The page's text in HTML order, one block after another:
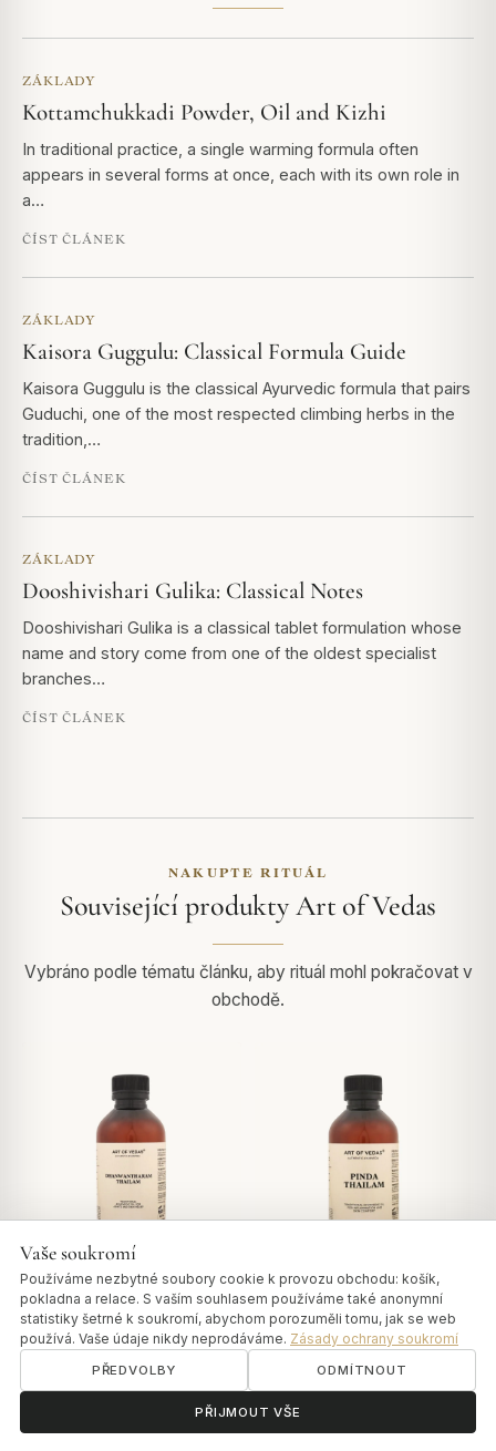
ZÁKLADY
Kottamchukkadi Powder, Oil and Kizhi
In traditional practice, a single warming formula often
appears in several forms at once, each with its own role in
a…
ČÍST ČLÁNEK
ZÁKLADY
Kaisora Guggulu: Classical Formula Guide
Kaisora Guggulu is the classical Ayurvedic formula that pairs
Guduchi, one of the most respected climbing herbs in the
tradition,…
ČÍST ČLÁNEK
ZÁKLADY
Dooshivishari Gulika: Classical Notes
Dooshivishari Gulika is a classical tablet formulation whose
name and story come from one of the oldest specialist
branches…
ČÍST ČLÁNEK
NAKUPTE RITUÁL
Související produkty Art of Vedas
Vybráno podle tématu článku, aby rituál mohl pokračovat v
obchodě.
Dhanwantharam Thailam
★★★★★4.6 (5)
Na základě 5 hodnocení
THAILAM
Pinda Thailam
ॐ
Vaše soukromí
Používáme nezbytné soubory cookie k provozu obchodu: košík,
pokladna a relace. S vaším souhlasem používáme také anonymní
statistiky šetrné k soukromí, abychom porozuměli tomu, jak se web
používá. Vaše údaje nikdy neprodáváme. Zásady ochrany soukromí
PŘEDVOLBY ODMÍTNOUT
PŘIJMOUT VŠE